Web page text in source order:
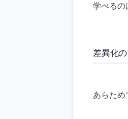
学べるの
差異化
あらため